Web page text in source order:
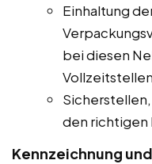
Einhaltung
bei diesen
den richtigen
Kennzeichnung